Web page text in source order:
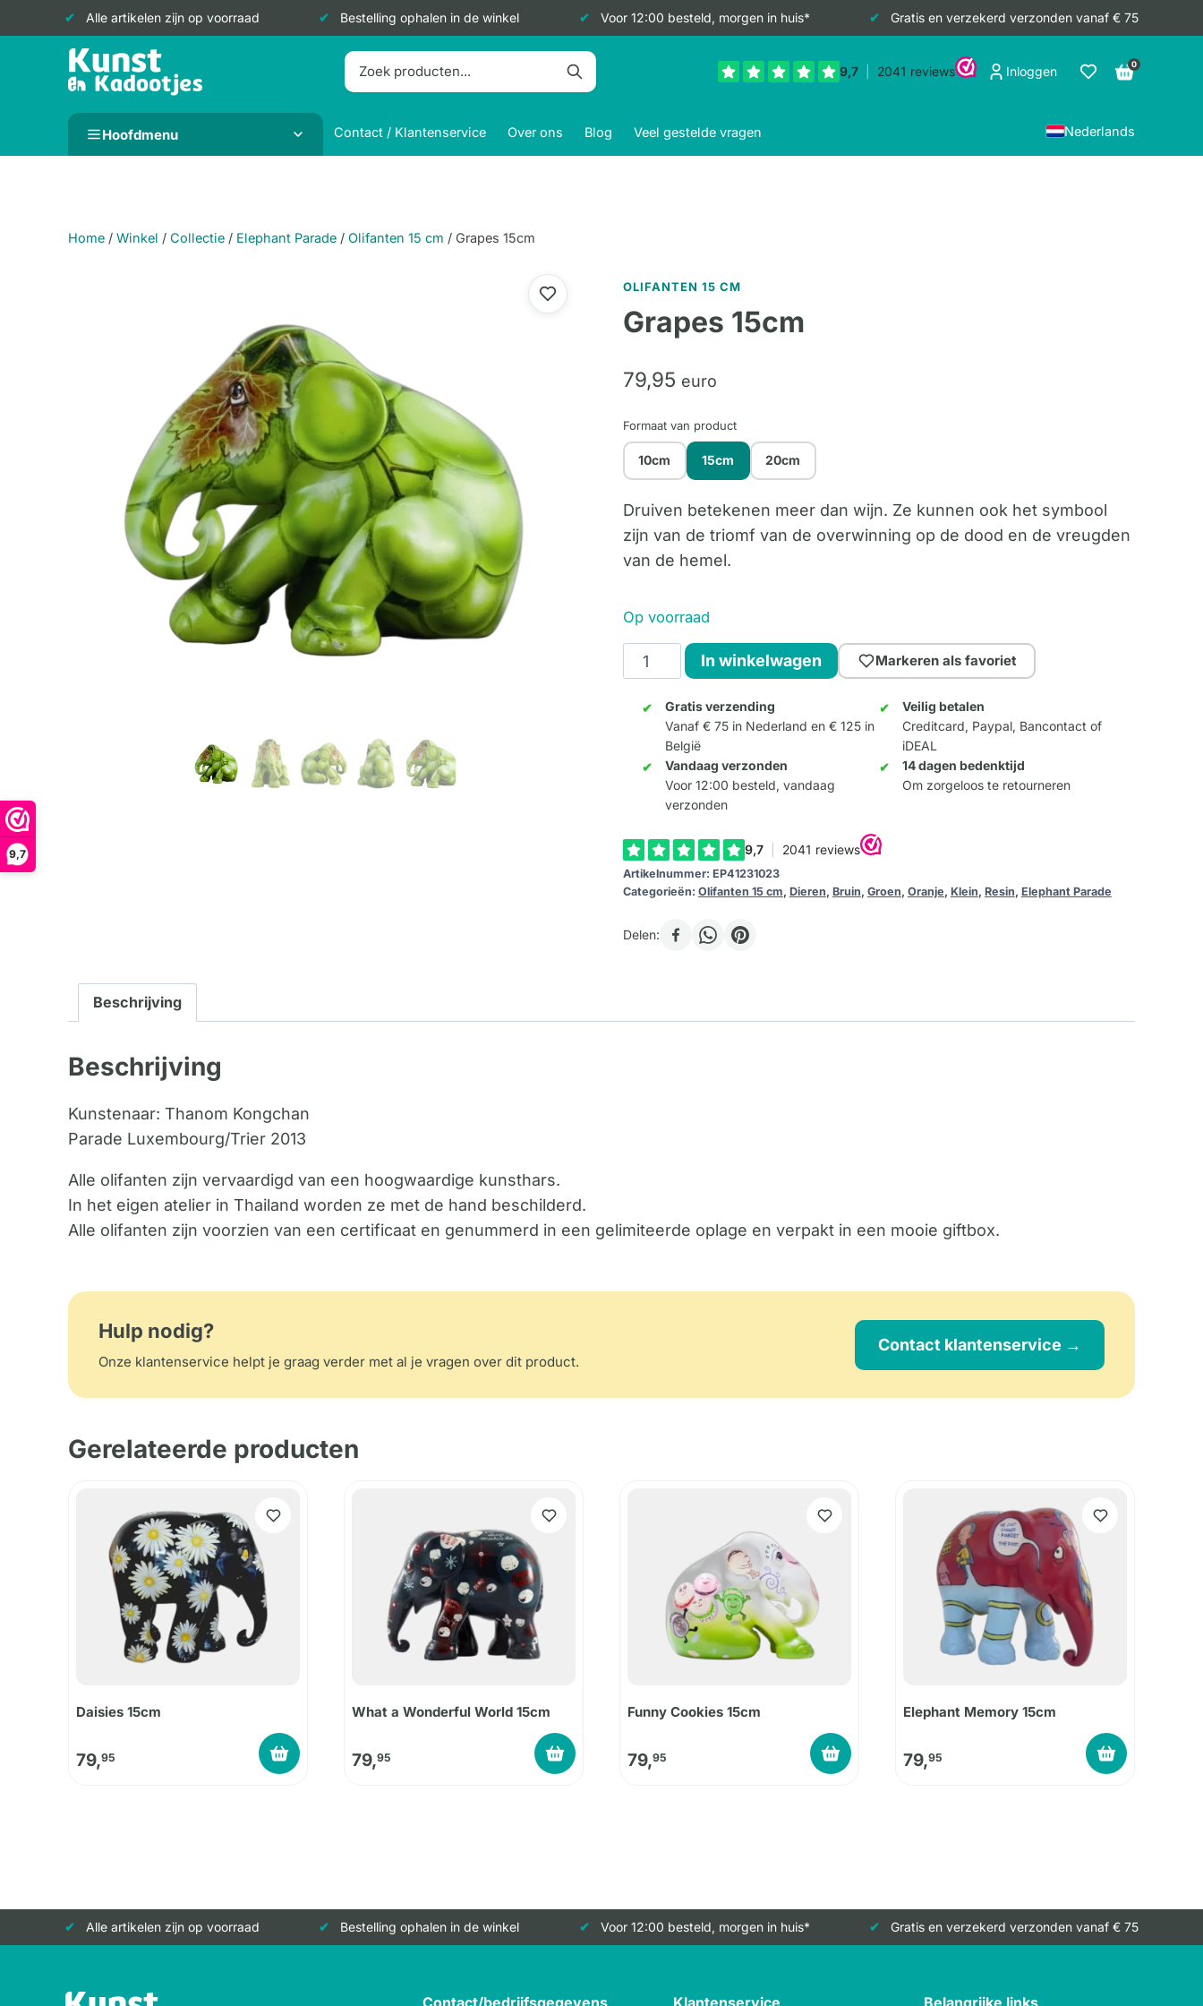
9,7
Alle artikelen zijn op voorraad Bestelling ophalen in de winkel Voor 12:00 besteld, morgen in huis* Gratis en verzekerd verzonden vanaf € 75
Doorgaan
Inloggen 0
Hoofdmenu Contact / Klantenservice Over ons Blog Veel gestelde vragen Nederlands
Home / Winkel / Collectie / Elephant Parade / Olifanten 15 cm / Grapes 15cm
OLIFANTEN 15 CM
Grapes 15cm
79,95 euro
Formaat van product
10cm 15cm 20cm
Druiven betekenen meer dan wijn. Ze kunnen ook het symbool
zijn van de triomf van de overwinning op de dood en de vreugden
van de hemel.
Op voorraad
Grapes
15cm
aantal
In winkelwagen Markeren als favoriet
Gratis verzending
Vanaf € 75 in Nederland en € 125 in
België
Veilig betalen
Creditcard, Paypal, Bancontact of
iDEAL
Vandaag verzonden
Voor 12:00 besteld, vandaag
verzonden
14 dagen bedenktijd
Om zorgeloos te retourneren
Artikelnummer: EP41231023
Categorieën: Olifanten 15 cm, Dieren, Bruin, Groen, Oranje, Klein, Resin, Elephant Parade
Delen:
Beschrijving
Beschrijving
Kunstenaar: Thanom Kongchan
Parade Luxembourg/Trier 2013
Alle olifanten zijn vervaardigd van een hoogwaardige kunsthars.
In het eigen atelier in Thailand worden ze met de hand beschilderd.
Alle olifanten zijn voorzien van een certificaat en genummerd in een gelimiteerde oplage en verpakt in een mooie giftbox.
Hulp nodig?
Onze klantenservice helpt je graag verder met al je vragen over dit product.
Contact klantenservice →
Gerelateerde producten
Daisies 15cm
79,95
What a Wonderful World 15cm
79,95
Funny Cookies 15cm
79,95
Elephant Memory 15cm
79,95
Alle artikelen zijn op voorraad Bestelling ophalen in de winkel Voor 12:00 besteld, morgen in huis* Gratis en verzekerd verzonden vanaf € 75